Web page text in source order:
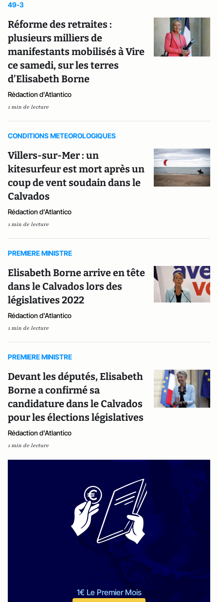
49-3
Réforme des retraites :
plusieurs milliers de
manifestants mobilisés à Vire
ce samedi, sur les terres
d’Elisabeth Borne
Rédaction d'Atlantico
1 min de lecture
CONDITIONS METEOROLOGIQUES
Villers-sur-Mer : un
kitesurfeur est mort après un
coup de vent soudain dans le
Calvados
Rédaction d'Atlantico
1 min de lecture
PREMIERE MINISTRE
Elisabeth Borne arrive en tête
dans le Calvados lors des
législatives 2022
Rédaction d'Atlantico
1 min de lecture
PREMIERE MINISTRE
Devant les députés, Elisabeth
Borne a confirmé sa
candidature dans le Calvados
pour les élections législatives
Rédaction d'Atlantico
1 min de lecture
1€ Le Premier Mois